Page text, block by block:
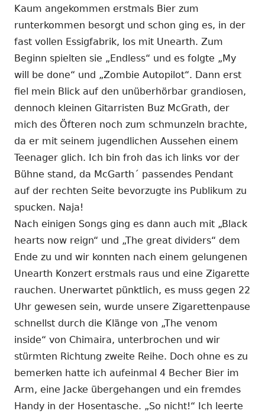
Kaum angekommen erstmals Bier zum
runterkommen besorgt und schon ging es, in der
fast vollen Essigfabrik, los mit Unearth. Zum
Beginn spielten sie „Endless“ und es folgte „My
will be done“ und „Zombie Autopilot“. Dann erst
fiel mein Blick auf den unüberhörbar grandiosen,
dennoch kleinen Gitarristen Buz McGrath, der
mich des Öfteren noch zum schmunzeln brachte,
da er mit seinem jugendlichen Aussehen einem
Teenager glich. Ich bin froh das ich links vor der
Bühne stand, da McGarth´ passendes Pendant
auf der rechten Seite bevorzugte ins Publikum zu
spucken. Naja!
Nach einigen Songs ging es dann auch mit „Black
hearts now reign“ und „The great dividers“ dem
Ende zu und wir konnten nach einem gelungenen
Unearth Konzert erstmals raus und eine Zigarette
rauchen. Unerwartet pünktlich, es muss gegen 22
Uhr gewesen sein, wurde unsere Zigarettenpause
schnellst durch die Klänge von „The venom
inside“ von Chimaira, unterbrochen und wir
stürmten Richtung zweite Reihe. Doch ohne es zu
bemerken hatte ich aufeinmal 4 Becher Bier im
Arm, eine Jacke übergehangen und ein fremdes
Handy in der Hosentasche. „So nicht!“ Ich leerte